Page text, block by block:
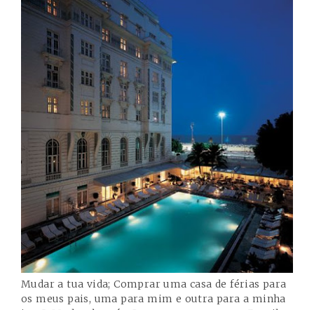
Mudar a tua vida; Comprar uma casa de férias para
os meus pais, uma para mim e outra para a minha